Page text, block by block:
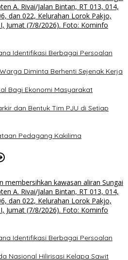
Identifikasi Berbagai Persoalan
Diminta Berhenti Sejenak Kerja
Bagi Ekonomi Masyarakat
dan Bentuk Tim PJU di Setiap
Pedagang Kakilima
Identifikasi Berbagai Persoalan
Nasional Hilirisasi Kelapa Sawit